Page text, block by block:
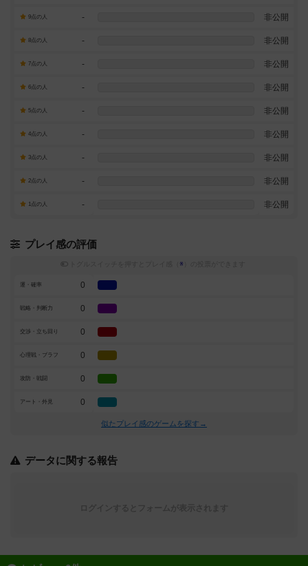
9点の人 - 非公開
8点の人 - 非公開
7点の人 - 非公開
6点の人 - 非公開
5点の人 - 非公開
4点の人 - 非公開
3点の人 - 非公開
2点の人 - 非公開
1点の人 - 非公開
プレイ感の評価
※
運・確率 0
戦略・判断力 0
交渉・立ち回り 0
心理戦・ブラフ 0
攻防・戦闘 0
アート・外見 0
似たプレイ感のゲームを探す→
データに関する報告